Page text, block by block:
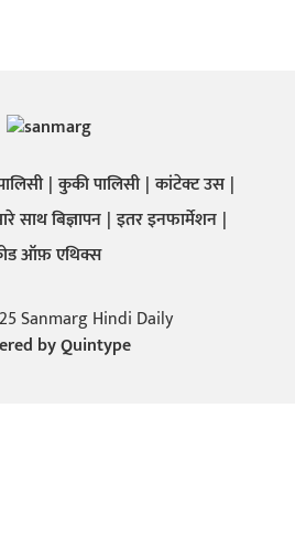
कुकी पालिसी कांटेक्ट उस
साथ बिज्ञापन इतर इनफार्मेशन
ऑफ़ एथिक्स
Sanmarg Hindi Daily
byQuintype